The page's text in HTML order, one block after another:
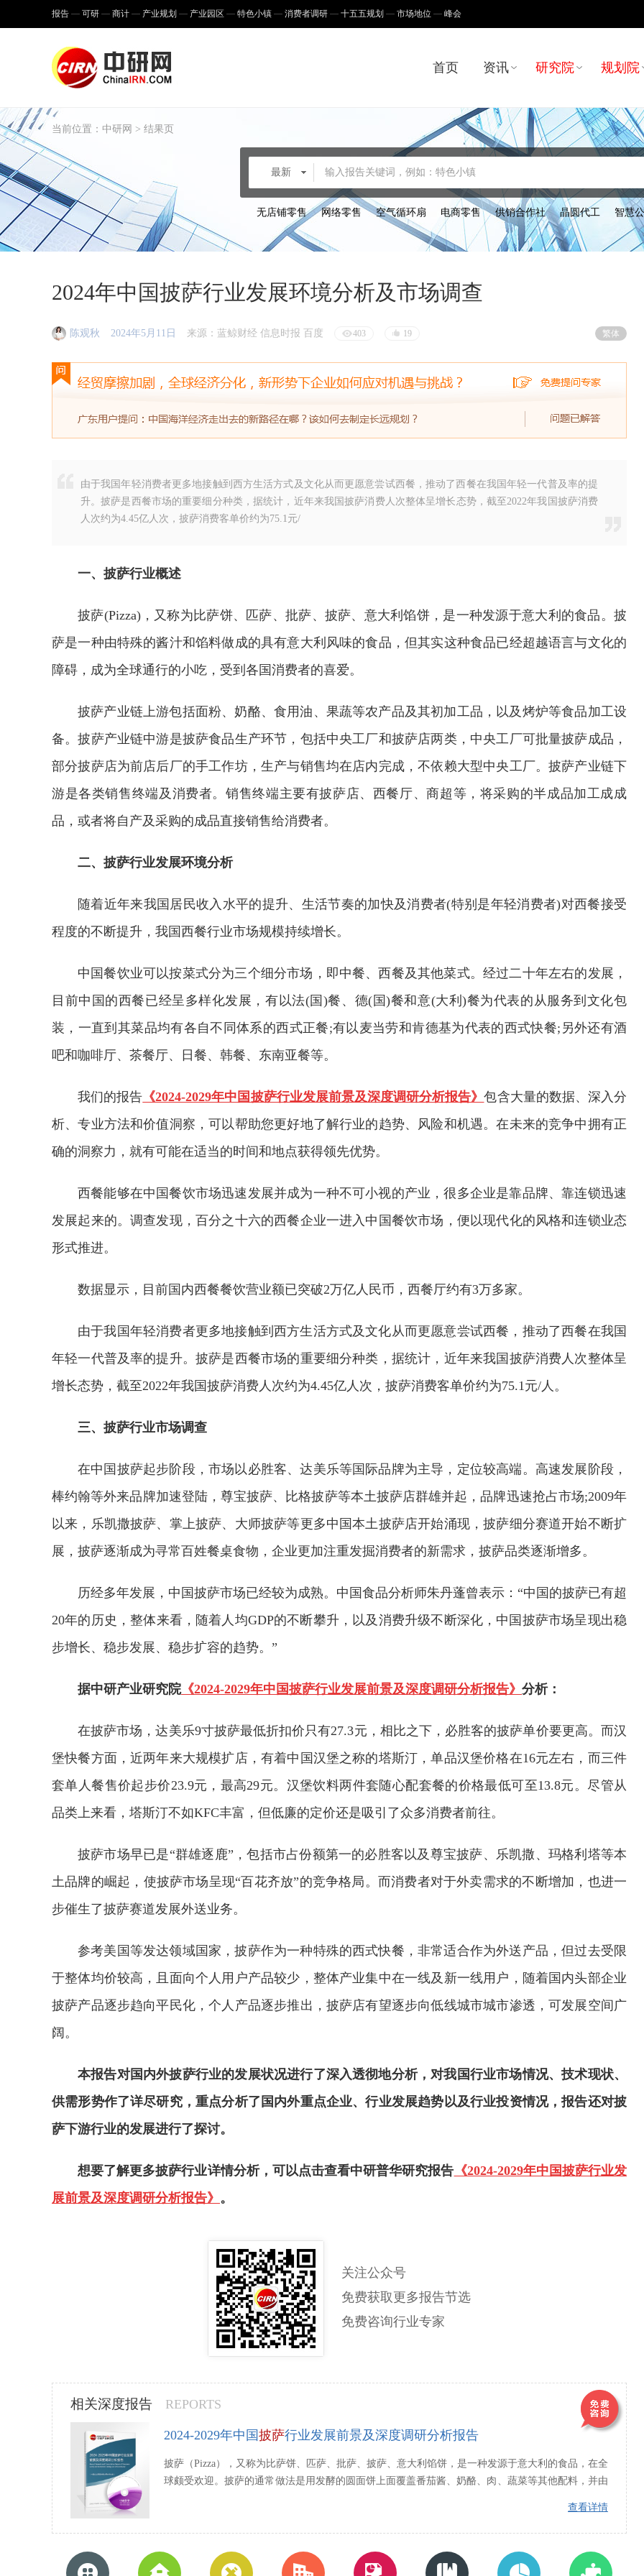
报告 可研 商计 产业规划 产业园区 特色小镇 消费者调研 十五五规划 市场地位 峰会
首页 资讯 研究院 规划院
当前位置： 中研网 > 结果页
输入报告关键词，例如：特色小镇
最新
无店铺零售 网络零售 空气循环扇 电商零售 供销合作社 晶圆代工 智慧
2024年中国披萨行业发展环境分析及市场调查
陈观秋 2024年5月11日 来源：蓝鲸财经 信息时报 百度 403 19 繁体
由于我国年轻消费者更多地接触到西方生活方式及文化从而更愿意尝试西餐，推动了西餐在我国年轻一代普及率的提
升。披萨是西餐市场的重要细分种类，据统计，近年来我国披萨消费人次整体呈增长态势，截至2022年我国披萨消费
人次约为4.45亿人次，披萨消费客单价约为75.1元/
一、披萨行业概述
披萨(Pizza)，又称为比萨饼、匹萨、批萨、披萨、意大利馅饼，是一种发源于意大利的食品。披
萨是一种由特殊的酱汁和馅料做成的具有意大利风味的食品，但其实这种食品已经超越语言与文化的
障碍，成为全球通行的小吃，受到各国消费者的喜爱。
披萨产业链上游包括面粉、奶酪、食用油、果蔬等农产品及其初加工品，以及烤炉等食品加工设
备。披萨产业链中游是披萨食品生产环节，包括中央工厂和披萨店两类，中央工厂可批量披萨成品，
部分披萨店为前店后厂的手工作坊，生产与销售均在店内完成，不依赖大型中央工厂。披萨产业链下
游是各类销售终端及消费者。销售终端主要有披萨店、西餐厅、商超等，将采购的半成品加工成成
品，或者将自产及采购的成品直接销售给消费者。
二、披萨行业发展环境分析
随着近年来我国居民收入水平的提升、生活节奏的加快及消费者(特别是年轻消费者)对西餐接受
程度的不断提升，我国西餐行业市场规模持续增长。
中国餐饮业可以按菜式分为三个细分市场，即中餐、西餐及其他菜式。经过二十年左右的发展，
目前中国的西餐已经呈多样化发展，有以法(国)餐、德(国)餐和意(大利)餐为代表的从服务到文化包
装，一直到其菜品均有各自不同体系的西式正餐;有以麦当劳和肯德基为代表的西式快餐;另外还有酒
吧和咖啡厅、茶餐厅、日餐、韩餐、东南亚餐等。
我们的报告 《2024-2029年中国披萨行业发展前景及深度调研分析报告》包含大量的数据、深入分
析、专业方法和价值洞察，可以帮助您更好地了解行业的趋势、风险和机遇。在未来的竞争中拥有正
确的洞察力，就有可能在适当的时间和地点获得领先优势。
西餐能够在中国餐饮市场迅速发展并成为一种不可小视的产业，很多企业是靠品牌、靠连锁迅速
发展起来的。调查发现，百分之十六的西餐企业一进入中国餐饮市场，便以现代化的风格和连锁业态
形式推进。
数据显示，目前国内西餐餐饮营业额已突破2万亿人民币，西餐厅约有3万多家。
由于我国年轻消费者更多地接触到西方生活方式及文化从而更愿意尝试西餐，推动了西餐在我国
年轻一代普及率的提升。披萨是西餐市场的重要细分种类，据统计，近年来我国披萨消费人次整体呈
增长态势，截至2022年我国披萨消费人次约为4.45亿人次，披萨消费客单价约为75.1元/人。
三、披萨行业市场调查
在中国披萨起步阶段，市场以必胜客、达美乐等国际品牌为主导，定位较高端。高速发展阶段，
棒约翰等外来品牌加速登陆，尊宝披萨、比格披萨等本土披萨店群雄并起，品牌迅速抢占市场;2009年
以来，乐凯撒披萨、掌上披萨、大师披萨等更多中国本土披萨店开始涌现，披萨细分赛道开始不断扩
展，披萨逐渐成为寻常百姓餐桌食物，企业更加注重发掘消费者的新需求，披萨品类逐渐增多。
历经多年发展，中国披萨市场已经较为成熟。中国食品分析师朱丹蓬曾表示：“中国的披萨已有超
20年的历史，整体来看，随着人均GDP的不断攀升，以及消费升级不断深化，中国披萨市场呈现出稳
步增长、稳步发展、稳步扩容的趋势。”
据中研产业研究院《2024-2029年中国披萨行业发展前景及深度调研分析报告》 分析：
在披萨市场，达美乐9寸披萨最低折扣价只有27.3元，相比之下，必胜客的披萨单价要更高。而汉
堡快餐方面，近两年来大规模扩店，有着中国汉堡之称的塔斯汀，单品汉堡价格在16元左右，而三件
套单人餐售价起步价23.9元，最高29元。汉堡饮料两件套随心配套餐的价格最低可至13.8元。尽管从
品类上来看，塔斯汀不如KFC丰富，但低廉的定价还是吸引了众多消费者前往。
披萨市场早已是“群雄逐鹿”，包括市占份额第一的必胜客以及尊宝披萨、乐凯撒、玛格利塔等本
土品牌的崛起，使披萨市场呈现“百花齐放”的竞争格局。而消费者对于外卖需求的不断增加，也进一
步催生了披萨赛道发展外送业务。
参考美国等发达领域国家，披萨作为一种特殊的西式快餐，非常适合作为外送产品，但过去受限
于整体均价较高，且面向个人用户产品较少，整体产业集中在一线及新一线用户，随着国内头部企业
披萨产品逐步趋向平民化，个人产品逐步推出，披萨店有望逐步向低线城市城市渗透，可发展空间广
阔。
本报告对国内外披萨行业的发展状况进行了深入透彻地分析，对我国行业市场情况、技术现状、
供需形势作了详尽研究，重点分析了国内外重点企业、行业发展趋势以及行业投资情况，报告还对披
萨下游行业的发展进行了探讨。
想要了解更多披萨行业详情分析，可以点击查看中研普华研究报告 《2024-2029年中国披萨行业发
展前景及深度调研分析报告》 。
关注公众号
免费获取更多报告节选
免费咨询行业专家
相关深度报告 REPORTS
2024-2029年中国披萨行业发展前景及深度调研分析报告
披萨（Pizza），又称为比萨饼、匹萨、批萨、披萨、意大利馅饼，是一种发源于意大利的食品，在全
球颇受欢迎。披萨的通常做法是用发酵的圆面饼上面覆盖番茄酱、奶酪、肉、蔬菜等其他配料，并由
查看详情